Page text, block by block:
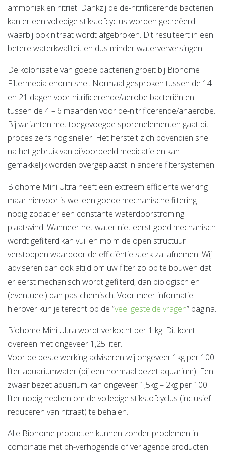
ammoniak en nitriet. Dankzij de de-nitrificerende bacteriën
kan er een volledige stikstofcyclus worden gecreëerd
waarbij ook nitraat wordt afgebroken. Dit resulteert in een
betere waterkwaliteit en dus minder waterverversingen
De kolonisatie van goede bacteriën groeit bij Biohome
Filtermedia enorm snel. Normaal gesproken tussen de 14
en 21 dagen voor nitrificerende/aerobe bacteriën en
tussen de 4 – 6 maanden voor de-nitrificerende/anaerobe.
Bij varianten met toegevoegde sporenelementen gaat dit
proces zelfs nog sneller. Het herstelt zich bovendien snel
na het gebruik van bijvoorbeeld medicatie en kan
gemakkelijk worden overgeplaatst in andere filtersystemen.
Biohome Mini Ultra heeft een extreem efficiënte werking
maar hiervoor is wel een goede mechanische filtering
nodig zodat er een constante waterdoorstroming
plaatsvind. Wanneer het water niet eerst goed mechanisch
wordt gefilterd kan vuil en molm de open structuur
verstoppen waardoor de efficiëntie sterk zal afnemen. Wij
adviseren dan ook altijd om uw filter zo op te bouwen dat
er eerst mechanisch wordt gefilterd, dan biologisch en
(eventueel) dan pas chemisch. Voor meer informatie
hierover kun je terecht op de “veel gestelde vragen” pagina.
Biohome Mini Ultra wordt verkocht per 1 kg. Dit komt
overeen met ongeveer 1,25 liter.
Voor de beste werking adviseren wij ongeveer 1kg per 100
liter aquariumwater (bij een normaal bezet aquarium). Een
zwaar bezet aquarium kan ongeveer 1,5kg – 2kg per 100
liter nodig hebben om de volledige stikstofcyclus (inclusief
reduceren van nitraat) te behalen.
Alle Biohome producten kunnen zonder problemen in
combinatie met ph-verhogende of verlagende producten